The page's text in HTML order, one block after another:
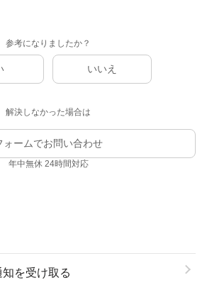
参考になりましたか？
いいえ
解決しなかった場合は
ォームでお問い合わせ
年中無休 24時間対応
を受け取る